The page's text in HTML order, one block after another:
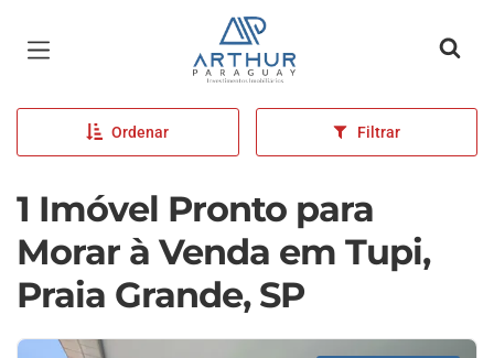
Página inicial
Ordenar Filtrar
1 Imóvel Pronto para
Morar à Venda em Tupi,
Praia Grande, SP